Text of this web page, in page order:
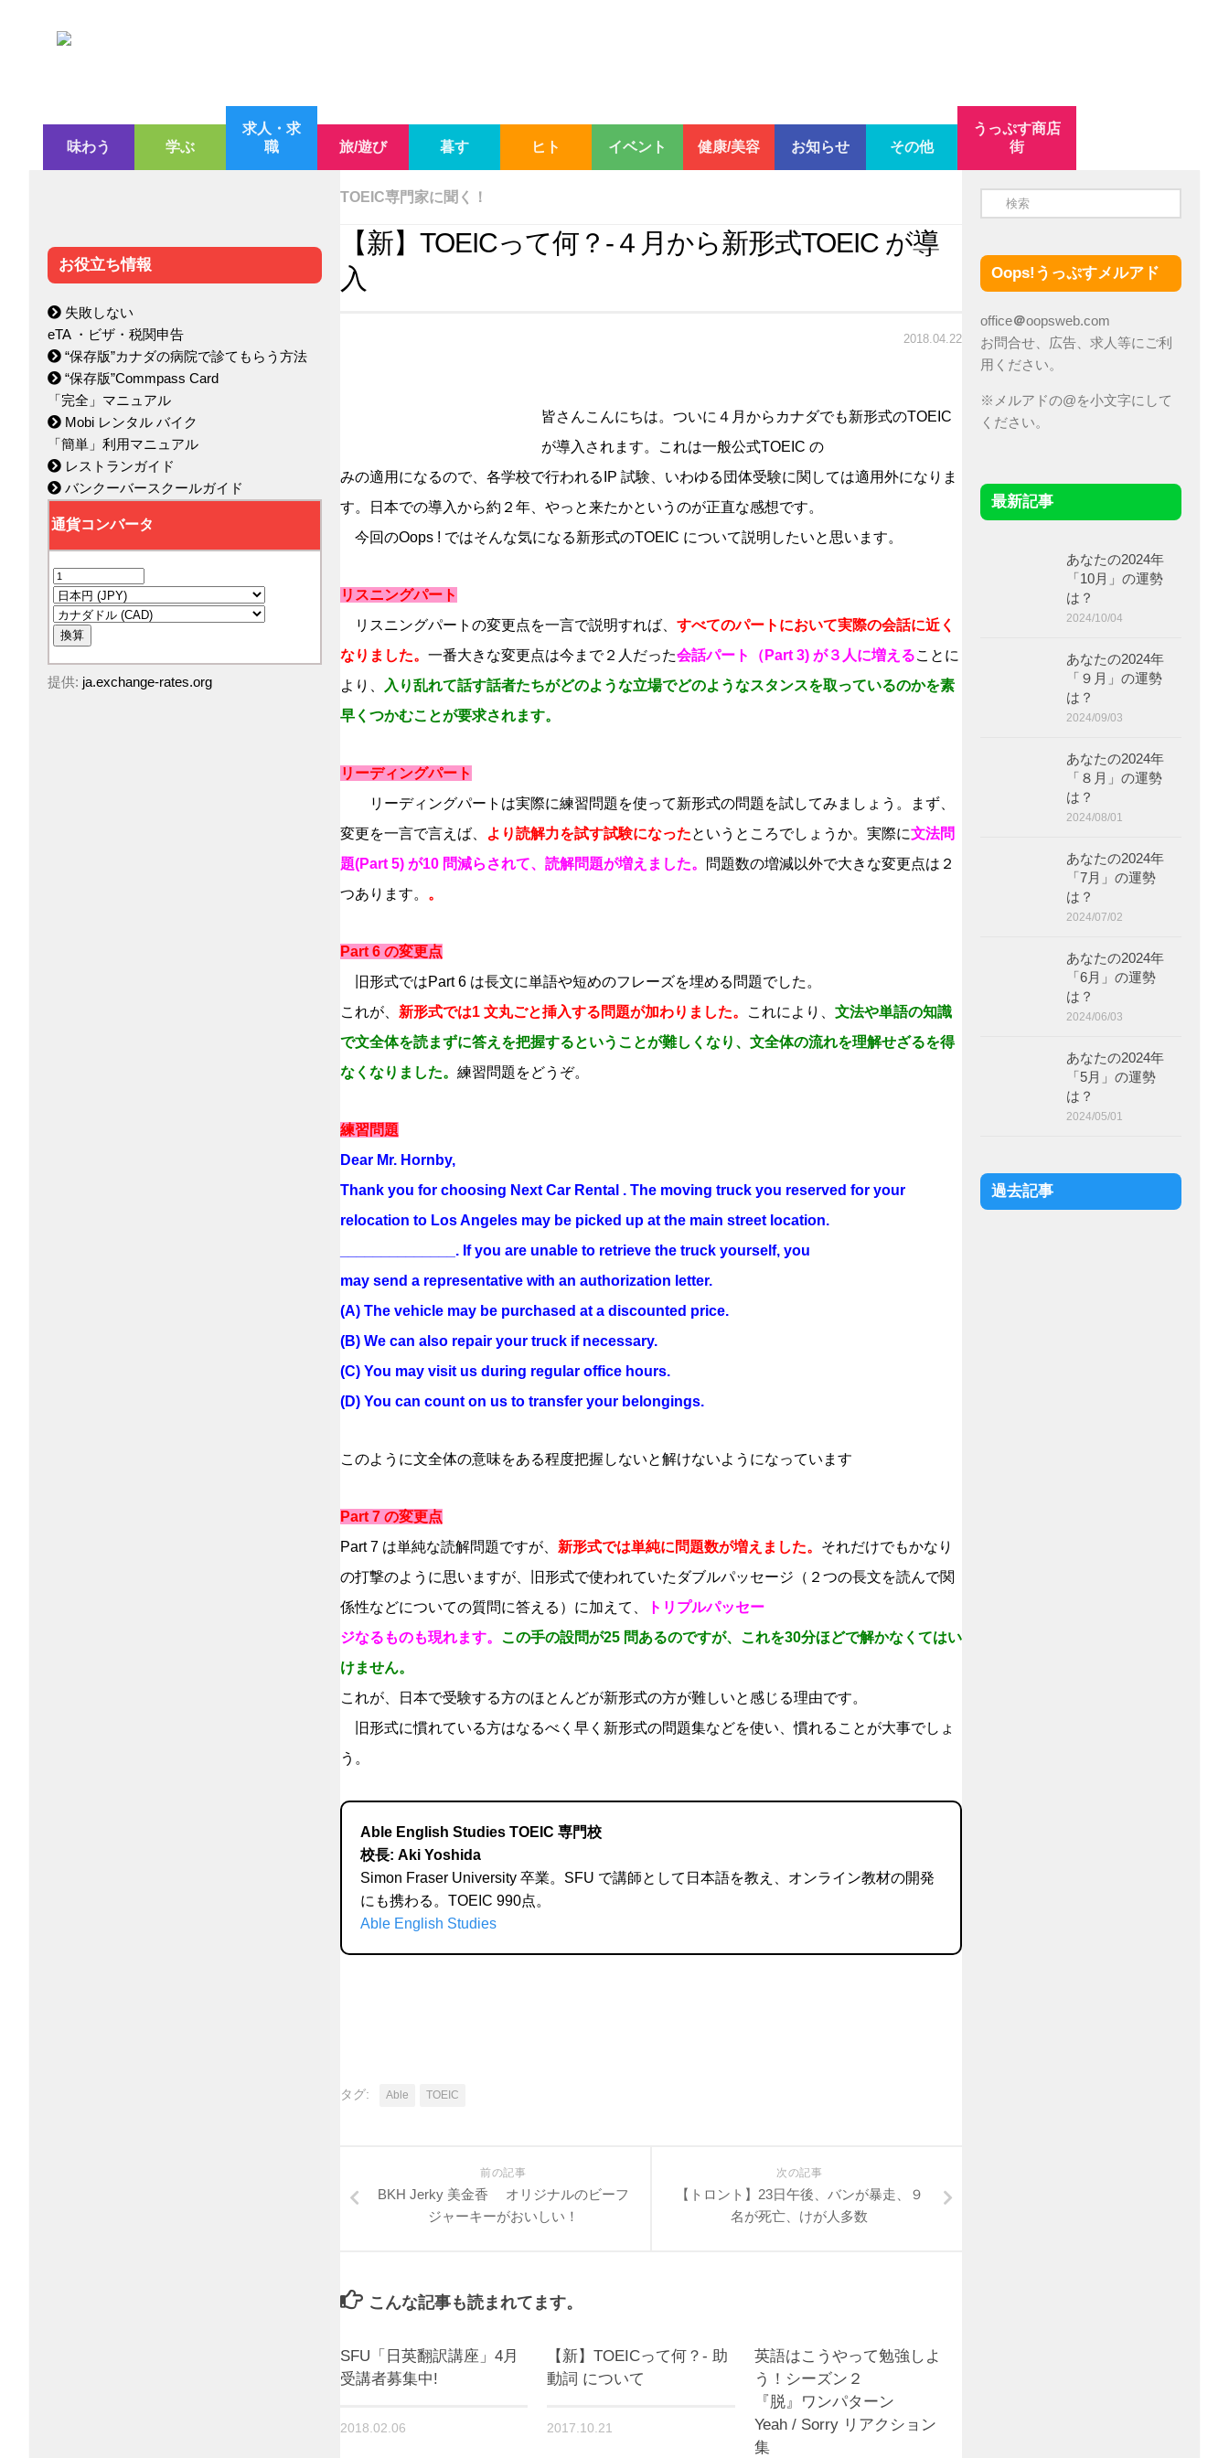
味わう 学ぶ
求人・求
職
旅/遊び 暮す ヒト イベント 健康/美容 お知らせ その他
うっぷす商店
街
TOEIC専門家に聞く！
【新】TOEICって何？-４月から新形式TOEIC が導
入
2018.04.22
皆さんこんにちは。ついに４月からカナダでも新形式のTOEIC
が導入されます。これは一般公式TOEIC の
みの適用になるので、各学校で行われるIP 試験、いわゆる団体受験に関しては適用外になりま
す。日本での導入から約２年、やっと来たかというのが正直な感想です。
今回のOops ! ではそんな気になる新形式のTOEIC について説明したいと思います。
リスニングパート
リスニングパートの変更点を一言で説明すれば、 すべてのパートにおいて実際の会話に近く
なりました。 一番大きな変更点は今まで２人だった会話パート（Part 3) が３人に増えることに
より、
入り乱れて話す話者たちがどのような立場でどのようなスタンスを取っているのかを素
早くつかむことが要求されます。
リーディングパート
リーディングパートは実際に練習問題を使って新形式の問題を試してみましょう。まず、
変更を一言で言えば、
より読解力を試す試験になったというところでしょうか。実際に文法問
題(Part 5) が10 問減らされて、読解問題が増えました。
問題数の増減以外で大きな変更点は２
つあります。 。
Part 6 の変更点
旧形式ではPart 6 は長文に単語や短めのフレーズを埋める問題でした。
これが、 新形式では1 文丸ごと挿入する問題が加わりました。 これにより、 文法や単語の知識
で文全体を読まずに答えを把握するということが難しくなり、文全体の流れを理解せざるを得
なくなりました。 練習問題をどうぞ。
練習問題
Dear Mr. Hornby,
Thank you for choosing Next Car Rental . The moving truck you reserved for your
relocation to Los Angeles may be picked up at the main street location.
______________. If you are unable to retrieve the truck yourself, you
may send a representative with an authorization letter.
(A) The vehicle may be purchased at a discounted price.
(B) We can also repair your truck if necessary.
(C) You may visit us during regular office hours.
(D) You can count on us to transfer your belongings.
このように文全体の意味をある程度把握しないと解けないようになっています
Part 7 の変更点
Part 7 は単純な読解問題ですが、 新形式では単純に問題数が増えました。 それだけでもかなり
の打撃のように思いますが、旧形式で使われていたダブルパッセージ（２つの長文を読んで関
係性などについての質問に答える）に加えて、
トリプルパッセー
ジなるものも現れます。 この手の設問が25 問あるのですが、これを30分ほどで解かなくてはい
けません。
これが、日本で受験する方のほとんどが新形式の方が難しいと感じる理由です。
旧形式に慣れている方はなるべく早く新形式の問題集などを使い、慣れることが大事でしょ
う。
Able English Studies TOEIC 専門校
校長: Aki Yoshida
Simon Fraser University 卒業。SFU で講師として日本語を教え、オンライン教材の開発
にも携わる。TOEIC 990点。
Able English Studies
タグ: Able TOEIC
次の記事
【トロント】23日午後、バンが暴走、９
名が死亡、けが人多数
前の記事
BKH Jerky 美金香 オリジナルのビーフ
ジャーキーがおいしい！
こんな記事も読まれてます。
SFU「日英翻訳講座」4月
受講者募集中!
2018.02.06
【新】TOEICって何？- 助
動詞 について
2017.10.21
英語はこうやって勉強しよ
う！シーズン２
『脱』ワンパターン
Yeah / Sorry リアクション
集
お役立ち情報
失敗しない
eTA ・ビザ・税関申告
“保存版”カナダの病院で診てもらう方法
“保存版”Commpass Card
「完全」マニュアル
Mobi レンタル バイク
「簡単」利用マニュアル
レストランガイド
バンクーバースクールガイド
提供: ja.exchange-rates.org
Oops!うっぷすメルアド
office＠oopsweb.com
お問合せ、広告、求人等にご利
用ください。
※メルアドの@を小文字にして
ください。
最新記事
あなたの2024年
「10月」の運勢
は？
2024/10/04
あなたの2024年
「９月」の運勢
は？
2024/09/03
あなたの2024年
「８月」の運勢
は？
2024/08/01
あなたの2024年
「7月」の運勢
は？
2024/07/02
あなたの2024年
「6月」の運勢
は？
2024/06/03
あなたの2024年
「5月」の運勢
は？
2024/05/01
過去記事